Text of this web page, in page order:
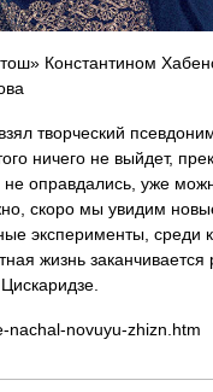
Константином
творческий
ничего не выйдет,
оправдались, уже
скоро мы увидим
эксперименты, среди
жизнь
nachal-novuyu-zhizn.htm